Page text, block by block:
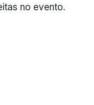
no evento.